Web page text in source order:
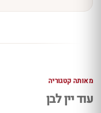
מאותה קטגוריה
עוד יין לבן